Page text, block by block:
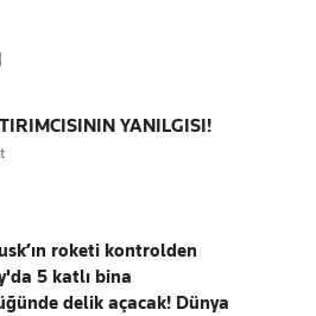
YANILGISI!
roketi kontrolden
5 katlı bina
delik açacak! Dünya